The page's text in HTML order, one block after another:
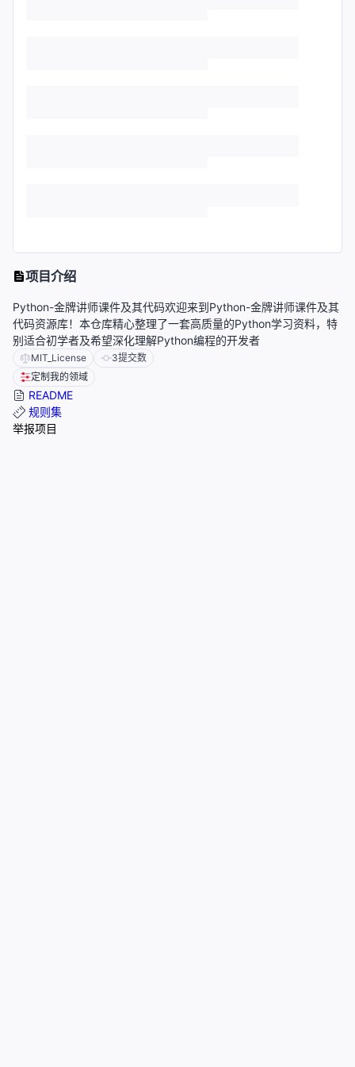
项目介绍
Python-金牌讲师课件及其代码欢迎来到Python-金牌讲师课件及其
代码资源库！本仓库精心整理了一套高质量的Python学习资料，特
别适合初学者及希望深化理解Python编程的开发者
MIT_License 3提交数
定制我的领域
README
规则集
举报项目